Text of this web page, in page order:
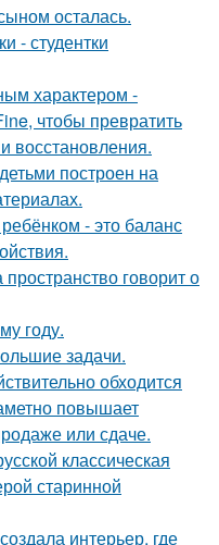
осталась.
- студентки
характером -
чтобы превратить
восстановления.
построен на
- это баланс
говорит о
году.
задачи.
обходится
повышает
или сдаче.
классическая
старинной
интерьер, где